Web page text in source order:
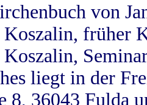
von
Koszalin, früher
liegt in der
8, 36043 Fulda